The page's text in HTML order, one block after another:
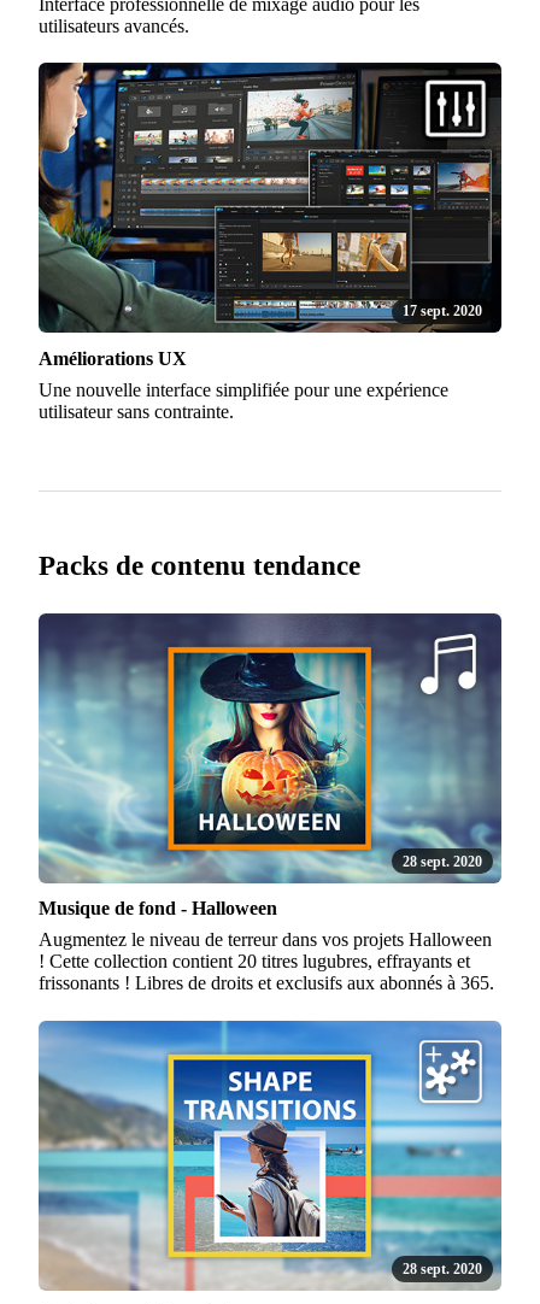
utilisateurs avancés.
17 sept. 2020
Améliorations UX
Une nouvelle interface simplifiée pour une expérience
utilisateur sans contrainte.
Packs de contenu tendance
28 sept. 2020
Musique de fond - Halloween
Augmentez le niveau de terreur dans vos projets Halloween
! Cette collection contient 20 titres lugubres, effrayants et
frissonants ! Libres de droits et exclusifs aux abonnés à 365.
28 sept. 2020